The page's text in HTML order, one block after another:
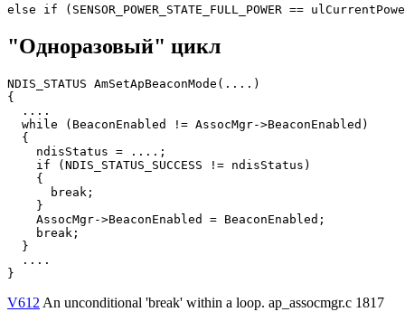
else if (SENSOR_POWER_STATE_FULL_POWER ==
"Одноразовый" цикл
NDIS_STATUS AmSetApBeaconMode(....)
{
  ....
  while (BeaconEnabled != AssocMgr->BeaconEnabled)
  {
    ndisStatus = ....;
    if (NDIS_STATUS_SUCCESS != ndisStatus)
    {
      break;
    }
    AssocMgr->BeaconEnabled = BeaconEnabled;
    break;
  }
  ....
}
V612 An unconditional 'break' within a loop. ap_assocmgr.c 1817